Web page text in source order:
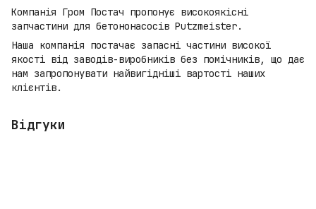
Компанія Гром Постач пропонує високоякісні
запчастини для бетононасосів Putzmeister.
Наша компанія постачає запасні частини високої
якості від заводів-виробників без помічників, що дає
нам запропонувати найвигідніші вартості наших
клієнтів.
Відгуки